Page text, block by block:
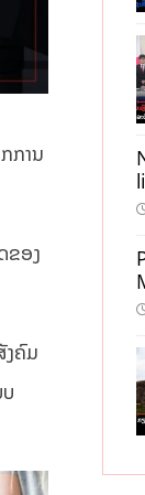
ການ
ຂອງ
ງຄົມ